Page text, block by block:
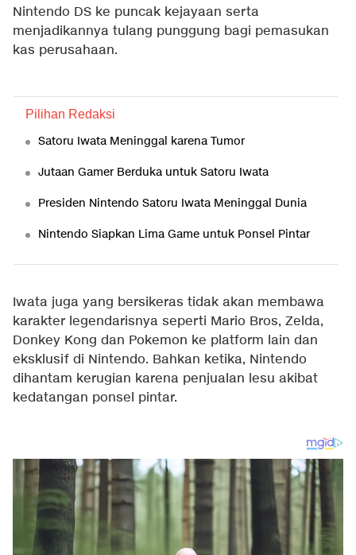
Nintendo DS ke puncak kejayaan serta
menjadikannya tulang punggung bagi pemasukan
kas perusahaan.
Pilihan Redaksi
Satoru Iwata Meninggal karena Tumor
Jutaan Gamer Berduka untuk Satoru Iwata
Presiden Nintendo Satoru Iwata Meninggal Dunia
Nintendo Siapkan Lima Game untuk Ponsel Pintar
Iwata juga yang bersikeras tidak akan membawa
karakter legendarisnya seperti Mario Bros, Zelda,
Donkey Kong dan Pokemon ke platform lain dan
eksklusif di Nintendo. Bahkan ketika, Nintendo
dihantam kerugian karena penjualan lesu akibat
kedatangan ponsel pintar.